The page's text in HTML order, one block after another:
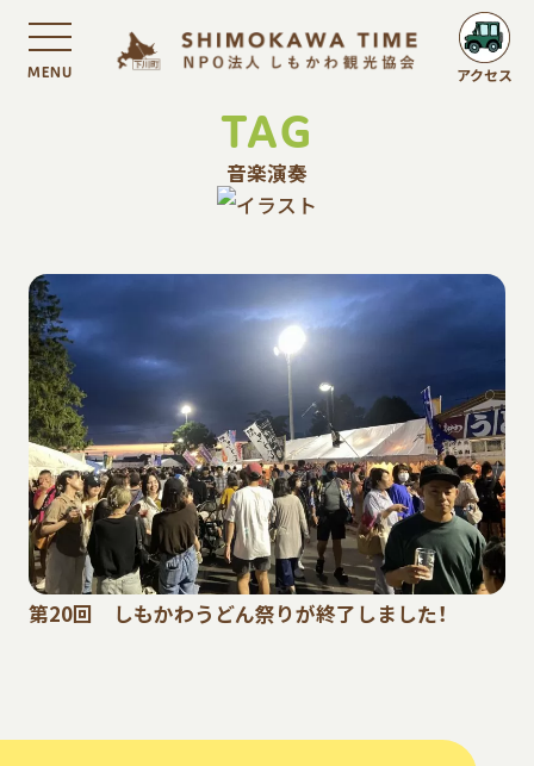
MENU アクセス
TAG
音楽演奏
第20回 しもかわうどん祭りが終了しました！